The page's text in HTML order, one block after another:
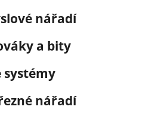
nářadí
a bity
systémy
nářadí